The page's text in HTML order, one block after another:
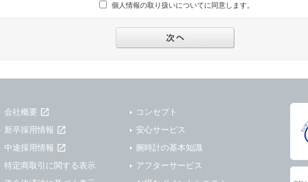
・お問合せへの対応のため
(3)ご本人または公衆の生命、身体又は財産の保護のために必要がある場合であって、本人の同
(4)国の機関若しくは地方公共団体又はその委託を受けた者が法令の定める事務を遂行すること
本人の同意を得ることにより当該事務の遂行に支障を及ぼすおそれがあるとき。
(5)業務を円滑に進めるために、外部業者に個人データの一部又は全部の処理を委託する場合（
個人情報の取り扱いについてに同意します。
会社概要
新卒採用情報
中途採用情報
特定商取引に関する表示
コンセプト
安心サービス
腕時計の基本知識
アフターサービス